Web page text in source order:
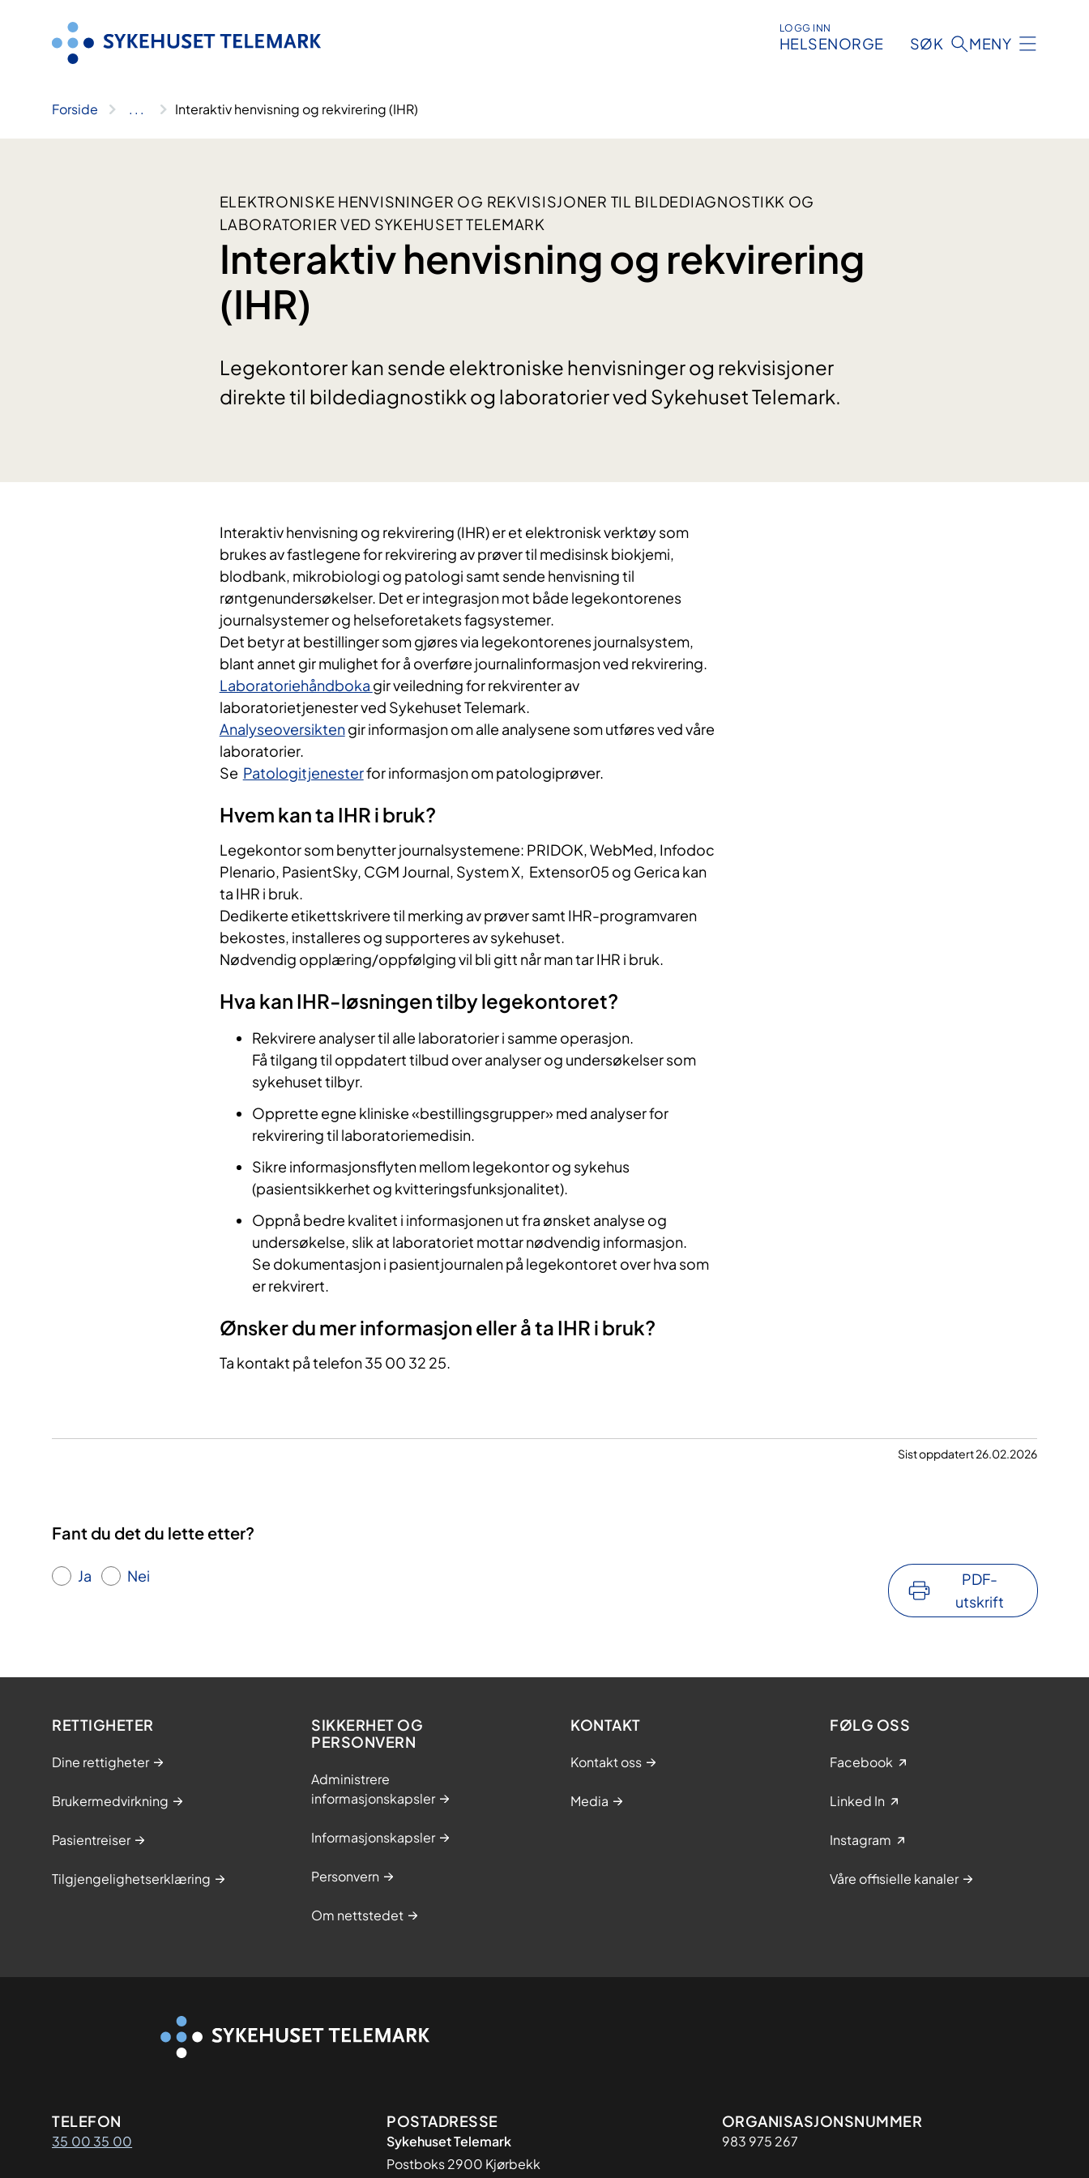
LOGG INN
HELSENORGE SØK MENY
Forside .. . Interaktiv henvisning og rekvirering (IHR)
ELEKTRONISKE HENVISNINGER OG REKVISISJONER TIL BILDEDIAGNOSTIKK OG
LABORATORIER VED SYKEHUSET TELEMARK
Interaktiv henvisning og rekvirering
(IHR)
Legekontorer kan sende elektroniske henvisninger og rekvisisjoner
direkte til bildediagnostikk og laboratorier ved Sykehuset Telemark.
​Interaktiv henvisning og rekvirering (IHR) er et elektronisk verktøy som
brukes av fastlegene for rekvirering av prøver til medisinsk biokjemi,
blodbank, mikrobiologi og patologi samt sende henvisning til
røntgenundersøkelser. Det er integrasjon mot både legekontorenes
journalsystemer og helseforetakets fagsystemer.
Det betyr at bestillinger som gjøres via legekontorenes journalsystem,
blant annet gir mulighet for å overføre journalinformasjon ved rekvirering.
Laboratoriehåndboka gir veiledning for rekvirenter av
laboratorietjenester ved Sykehuset Telemark.
Analyseoversiktengir informasjon om alle analysene som utføres ved våre
laboratorier.
Se Patologitjenesterfor informasjon om patologiprøver.
Hvem kan ta IHR i bruk?
Legekontor som benytter journalsystemene: PRIDOK, WebMed, Infodoc
Plenario, PasientSky, CGM Journal, System X, Extensor05 og Gerica kan
ta IHR i bruk.
Dedikerte etikettskrivere til merking av prøver samt IHR-programvaren
bekostes, installeres og supporteres av sykehuset.
Nødvendig opplæring/oppfølging vil bli gitt når man tar IHR i bruk.
Hva kan IHR-løsningen tilby legekontoret?
Rekvirere analyser til alle laboratorier i samme operasjon.
Få tilgang til oppdatert tilbud over analyser og undersøkelser som
sykehuset tilbyr.
Opprette egne kliniske «bestillingsgrupper» med analyser for
rekvirering til laboratoriemedisin.
Sikre informasjonsflyten mellom legekontor og sykehus
(pasientsikkerhet og kvitteringsfunksjonalitet).
Oppnå bedre kvalitet i informasjonen ut fra ønsket analyse og
undersøkelse, slik at laboratoriet mottar nødvendig informasjon.
Se dokumentasjon i pasientjournalen på legekontoret over hva som
er rekvirert.
​Ønsker du mer informasjon eller å ta IHR i bruk?
Ta kontakt på telefon 35 00 32 25.
Sist oppdatert 26.02.2026
Fant du det du lette etter?
Ja Nei
PDF-
utskrift
RETTIGHETER
Dine rettigheter
Brukermedvirkning
Pasientreiser
Tilgjengelighetserklæring
SIKKERHET OG
PERSONVERN
Administrere
informasjonskapsler
Informasjonskapsler
Personvern
Om nettstedet
KONTAKT
Kontakt oss
Media
FØLG OSS
Facebook
Linked In
Instagram
Våre offisielle kanaler
Kontaktinformasjon
TELEFON
35 00 35 00 Adresse
POSTADRESSE
Sykehuset Telemark
Postboks 2900 Kjørbekk
Organisasjon
ORGANISASJONSNUMMER
983 975 267